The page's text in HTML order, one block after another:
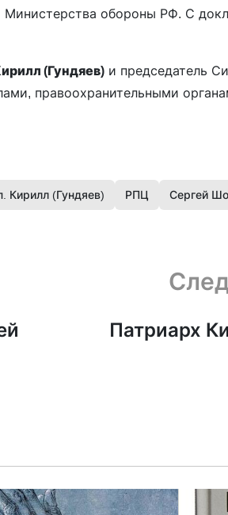
Министерства обороны РФ. С
(Гундяев) и председатель
правоохранительными
Кирилл (Гундяев) РПЦ Сергей
Патриарх